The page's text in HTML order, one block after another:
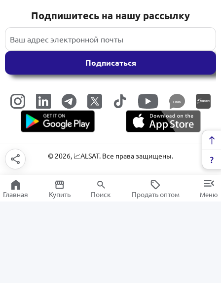
Подпишитесь на нашу рассылку
Подписаться
LINK
© 2026, 📈ALSAT. Все права защищены.
Главная Купить Поиск Продать оптом Меню